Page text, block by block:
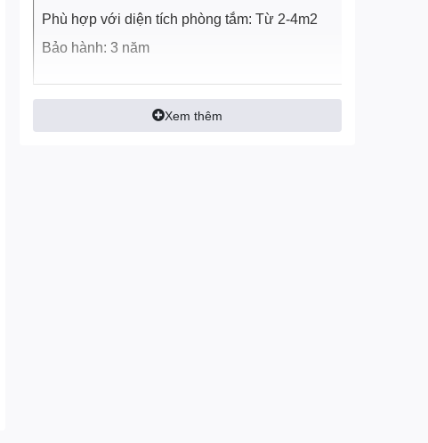
Phù hợp với diện tích phòng tắm: Từ 2-4m2
Bảo hành: 3 năm
Xem thêm